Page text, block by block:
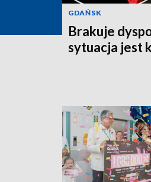
GDAŃSK
Brakuje
sytuacja jest